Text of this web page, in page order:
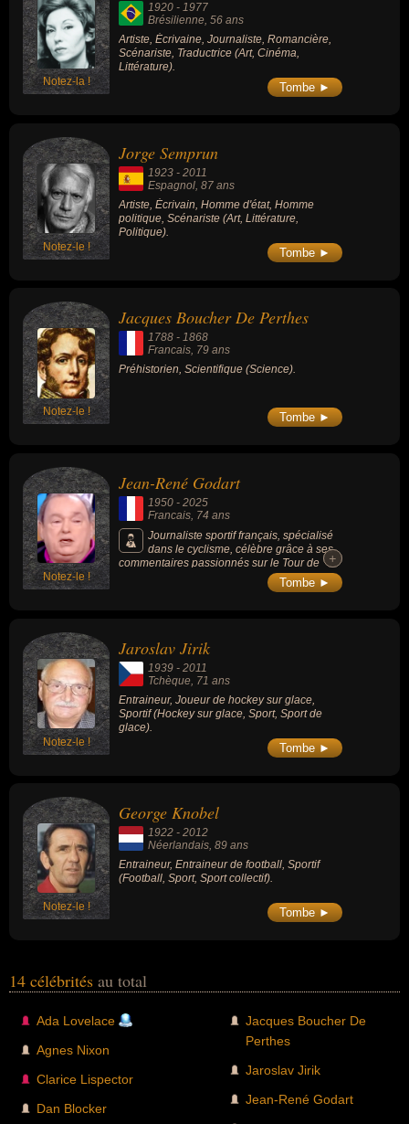
Notez-la !
1920 - 1977
Brésilienne, 56 ans
Artiste, Écrivaine, Journaliste, Romancière,
Scénariste, Traductrice (Art, Cinéma,
Littérature).
Tombe ►
Notez-le !
Jorge Semprun
1923 - 2011
Espagnol, 87 ans
Artiste, Écrivain, Homme d'état, Homme
politique, Scénariste (Art, Littérature,
Politique).
Tombe ►
Notez-le !
Jacques Boucher De Perthes
1788 - 1868
Francais, 79 ans
Préhistorien, Scientifique (Science).
Tombe ►
Notez-le !
Jean-René Godart
1950 - 2025
Francais, 74 ans
Journaliste sportif français, spécialisé
dans le cyclisme, célèbre grâce à ses
commentaires passionnés sur le Tour de
France pendant de nombreuses années sur
France Télévisions. Son ton chaleureux et
+
+
Tombe ►
Notez-le !
Jaroslav Jirik
1939 - 2011
Tchèque , 71 ans
Entraineur, Joueur de hockey sur glace,
Sportif (Hockey sur glace, Sport, Sport de
glace).
Tombe ►
Notez-le !
George Knobel
1922 - 2012
Néerlandais, 89 ans
Entraineur, Entraineur de football, Sportif
(Football, Sport, Sport collectif).
Tombe ►
14 célébrités au total
Ada Lovelace
Agnes Nixon
Clarice Lispector
Dan Blocker
Jacques Boucher De
Perthes
Jaroslav Jirik
Jean-René Godart